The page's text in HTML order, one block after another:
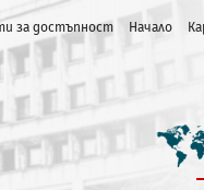
за достъпност Начало